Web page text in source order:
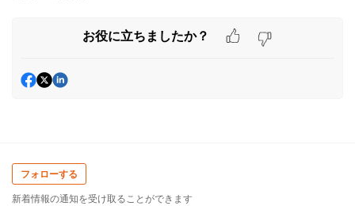
お役に立ちましたか？
フォローする
新着情報の通知を受け取ることができます